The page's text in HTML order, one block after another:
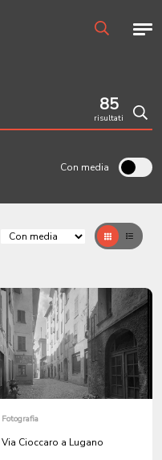
85
risultati
Con media
GrigliaTable
Fotografia
Via Cioccaro a Lugano